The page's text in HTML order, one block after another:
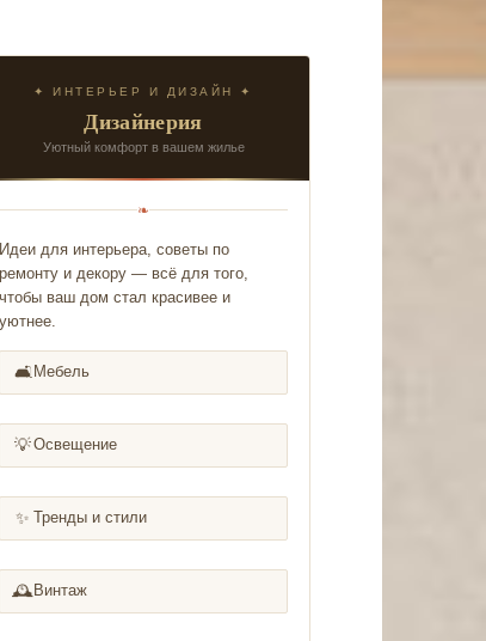
✦ ИНТЕРЬЕР И ДИЗАЙН ✦
Дизайнерия
Уютный комфорт в вашем жилье
❧
Идеи для интерьера, советы по
ремонту и декору — всё для того,
чтобы ваш дом стал красивее и
уютнее.
🛋️ Мебель
💡Освещение
✨ Тренды и стили
🕰️ Винтаж